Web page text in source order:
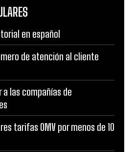
en español
de atención al cliente
a las compañías de
tarifas OMV por menos de 10